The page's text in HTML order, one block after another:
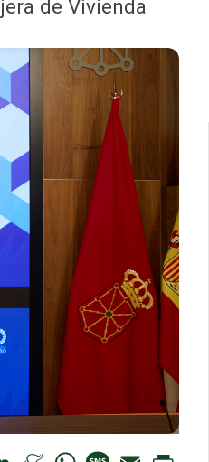
de Vivienda
LinkedInMeneameWhatsAppMessage
Email